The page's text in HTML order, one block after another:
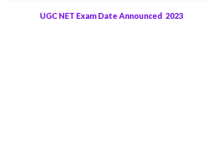
UGC NET Exam Date Announced 2023